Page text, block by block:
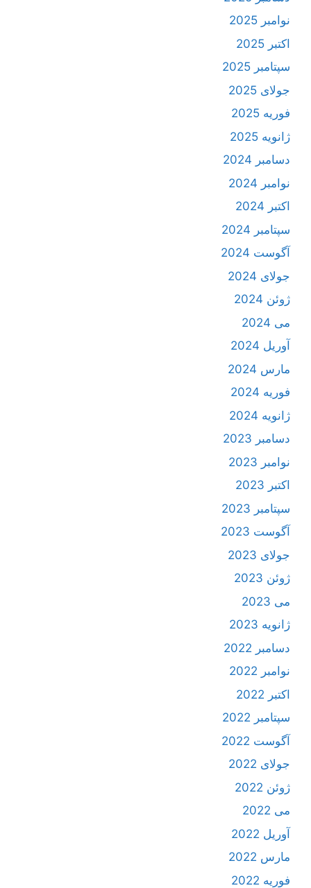
نوامبر 2025
اکتبر 2025
سپتامبر 2025
جولای 2025
فوریه 2025
ژانویه 2025
دسامبر 2024
نوامبر 2024
اکتبر 2024
سپتامبر 2024
آگوست 2024
جولای 2024
ژوئن 2024
می 2024
آوریل 2024
مارس 2024
فوریه 2024
ژانویه 2024
دسامبر 2023
نوامبر 2023
اکتبر 2023
سپتامبر 2023
آگوست 2023
جولای 2023
ژوئن 2023
می 2023
ژانویه 2023
دسامبر 2022
نوامبر 2022
اکتبر 2022
سپتامبر 2022
آگوست 2022
جولای 2022
ژوئن 2022
می 2022
آوریل 2022
مارس 2022
فوریه 2022